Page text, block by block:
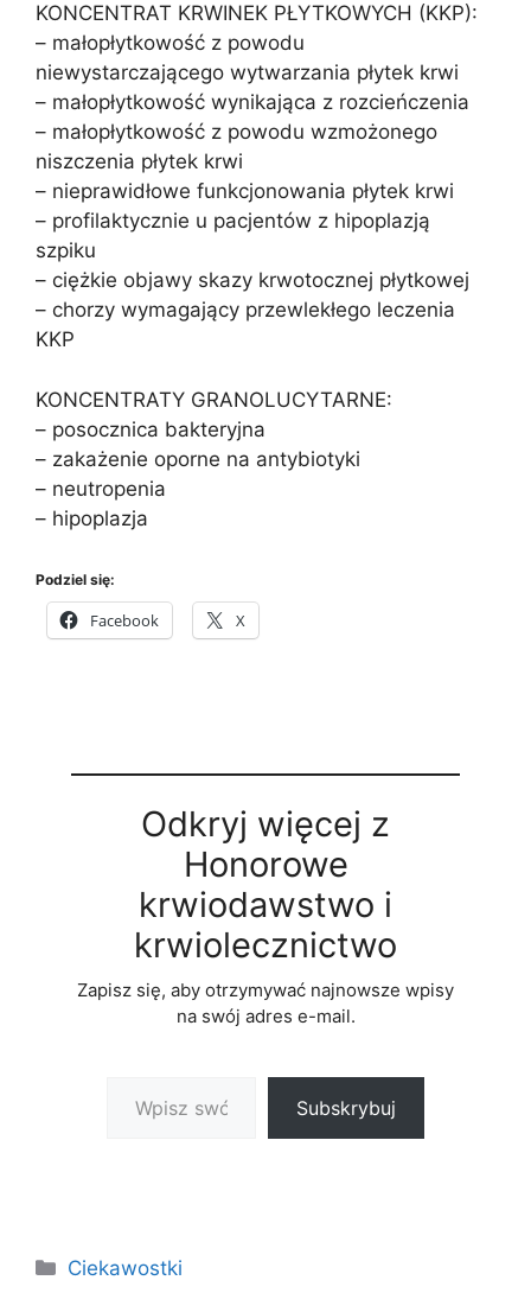
KONCENTRAT KRWINEK PŁYTKOWYCH (KKP):
– małopłytkowość z powodu
niewystarczającego wytwarzania płytek krwi
– małopłytkowość wynikająca z rozcieńczenia
– małopłytkowość z powodu wzmożonego
niszczenia płytek krwi
– nieprawidłowe funkcjonowania płytek krwi
– profilaktycznie u pacjentów z hipoplazją
szpiku
– ciężkie objawy skazy krwotocznej płytkowej
– chorzy wymagający przewlekłego leczenia
KKP
KONCENTRATY GRANOLUCYTARNE:
– posocznica bakteryjna
– zakażenie oporne na antybiotyki
– neutropenia
– hipoplazja
Podziel się:
Facebook X
Odkryj więcej z
Honorowe
krwiodawstwo i
krwiolecznictwo
Zapisz się, aby otrzymywać najnowsze wpisy
na swój adres e-mail.
Subskrybuj
Kategorie
Ciekawostki